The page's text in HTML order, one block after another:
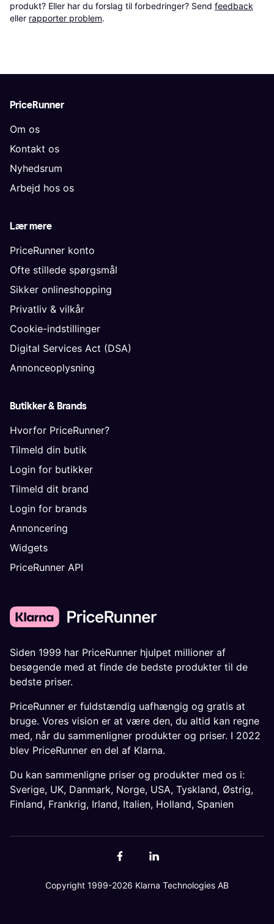
produkt? Eller har du forslag til forbedringer? Send feedback
eller rapporter problem.
PriceRunner
Om os
Kontakt os
Nyhedsrum
Arbejd hos os
Lær mere
PriceRunner konto
Ofte stillede spørgsmål
Sikker onlineshopping
Privatliv & vilkår
Cookie-indstillinger
Digital Services Act (DSA)
Annonceoplysning
Butikker & Brands
Hvorfor PriceRunner?
Tilmeld din butik
Login for butikker
Tilmeld dit brand
Login for brands
Annoncering
Widgets
PriceRunner API
Siden 1999 har PriceRunner hjulpet millioner af
besøgende med at finde de bedste produkter til de
bedste priser.
PriceRunner er fuldstændig uafhængig og gratis at
bruge. Vores vision er at være den, du altid kan regne
med, når du sammenligner produkter og priser. I 2022
blev PriceRunner en del af Klarna.
Du kan sammenligne priser og produkter med os i:
Sverige, UK, Danmark, Norge, USA, Tyskland, Østrig,
Finland, Frankrig, Irland, Italien, Holland, Spanien
Copyright 1999-2026 Klarna Technologies AB